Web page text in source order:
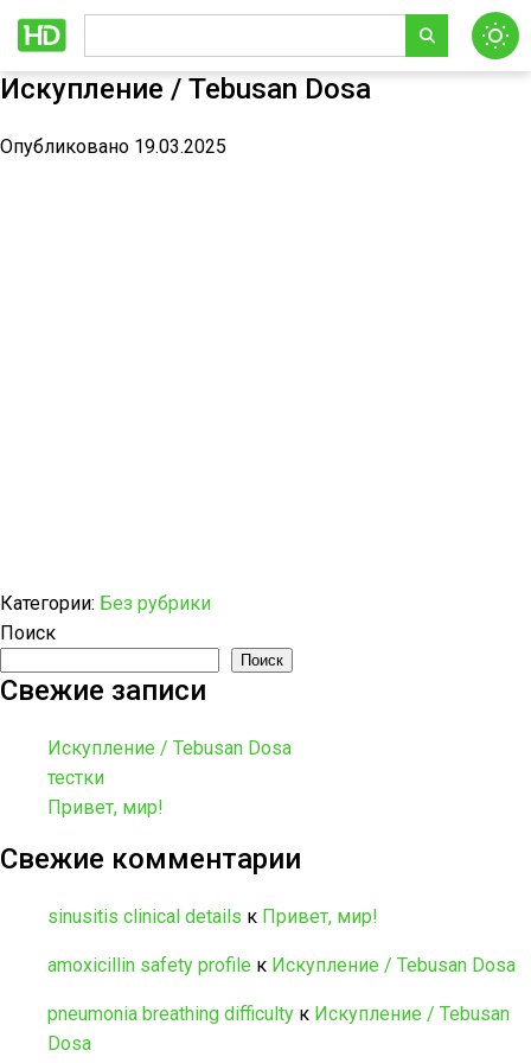
Искупление / Tebusan Dosa
Опубликовано 19.03.2025
Категории: Без рубрики
Поиск
Поиск
Свежие записи
Искупление / Tebusan Dosa
тестки
Привет, мир!
Свежие комментарии
sinusitis clinical details к Привет, мир!
amoxicillin safety profile к Искупление / Tebusan Dosa
pneumonia breathing difficulty к Искупление / Tebusan
Dosa